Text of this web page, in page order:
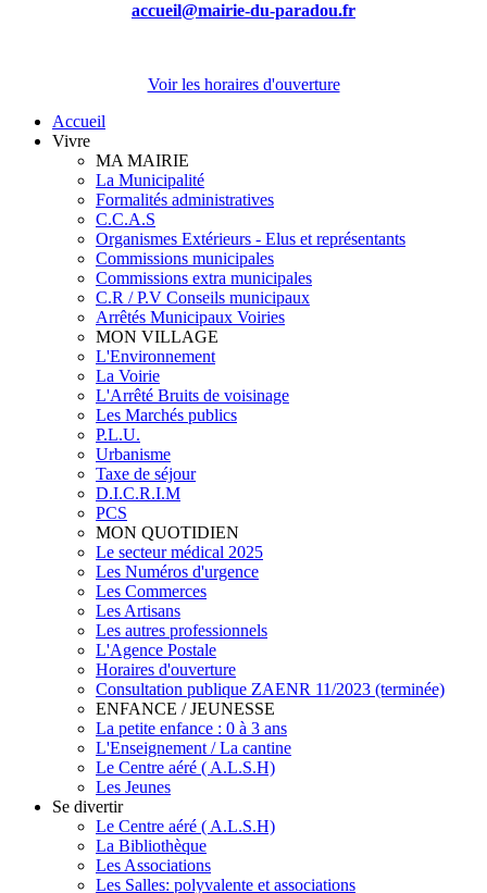
accueil@mairie-du-paradou.fr
Voir les horaires d'ouverture
Accueil
Vivre
MA MAIRIE
La Municipalité
Formalités administratives
C.C.A.S
Organismes Extérieurs - Elus et représentants
Commissions municipales
Commissions extra municipales
C.R / P.V Conseils municipaux
Arrêtés Municipaux Voiries
MON VILLAGE
L'Environnement
La Voirie
L'Arrêté Bruits de voisinage
Les Marchés publics
P.L.U.
Urbanisme
Taxe de séjour
D.I.C.R.I.M
PCS
MON QUOTIDIEN
Le secteur médical 2025
Les Numéros d'urgence
Les Commerces
Les Artisans
Les autres professionnels
L'Agence Postale
Horaires d'ouverture
Consultation publique ZAENR 11/2023 (terminée)
ENFANCE / JEUNESSE
La petite enfance : 0 à 3 ans
L'Enseignement / La cantine
Le Centre aéré ( A.L.S.H)
Les Jeunes
Se divertir
Le Centre aéré ( A.L.S.H)
La Bibliothèque
Les Associations
Les Salles: polyvalente et associations